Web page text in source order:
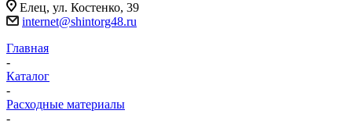
Елец, ул. Костенко, 39
internet@shintorg48.ru
Главная
-
Каталог
-
Расходные материалы